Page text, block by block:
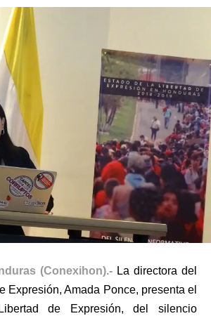
(Conexihon).- La directora del
Expresión, Amada Ponce, presenta el
de Expresión, del silencio